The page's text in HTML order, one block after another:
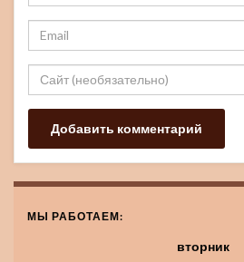
МЫ РАБОТАЕМ:
вторник